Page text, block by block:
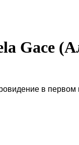
Gaсe
в